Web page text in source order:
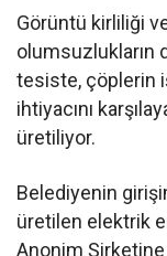
Görüntü kirliliği
olumsuzlukların
tesiste, çöplerin
ihtiyacını
üretiliyor.
Belediyenin
üretilen elektrik
Anonim